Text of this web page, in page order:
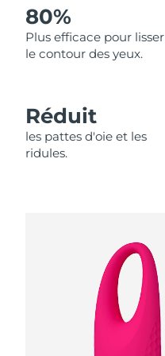
80%
Plus efficace pour lisser
le contour des yeux.
Réduit
les pattes d'oie et les
ridules.
Philippines
Portugal
Porto Rico
Arabie saoudite